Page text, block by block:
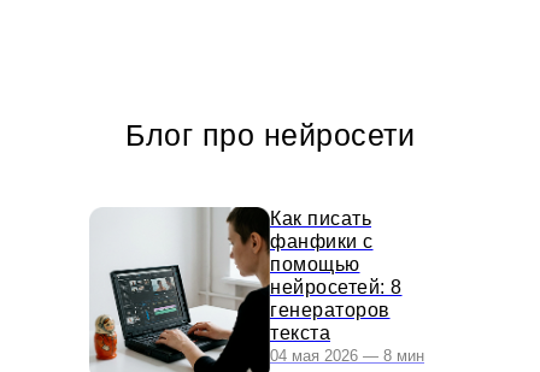
Как писать
фанфики с
помощью
нейросетей: 8
генераторов
текста
04 мая 2026 — 8 мин
Блог про нейросети